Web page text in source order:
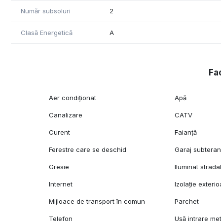
Număr subsoluri 2
Clasă Energetică A
Aer condiționat Apă
Canalizare CATV
Curent Faianță
Ferestre care se deschid Garaj subteran
Gresie Iluminat stradal
Internet Izolație
Mijloace de transport în comun Parchet
Telefon Ușă intrare